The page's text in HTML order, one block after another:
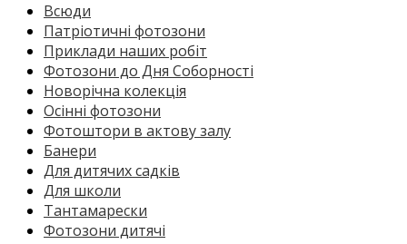
Всюди
Патріотичні фотозони
Приклади наших робіт
Фотозони до Дня Соборності
Новорічна колекція
Осінні фотозони
Фотоштори в актову залу
Банери
Для дитячих садків
Для школи
Тантамарески
Фотозони дитячі